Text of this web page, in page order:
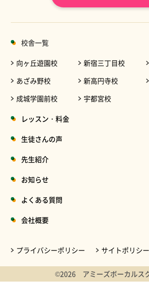
校舎一覧
向ヶ丘遊園校
あざみ野校
成城学園前校
新宿三丁目校
新高円寺校
宇都宮校
レッスン・料金
生徒さんの声
先生紹介
お知らせ
よくある質問
会社概要
プライバシーポリシー サイトポリシー
©2026 アミーズボーカルス